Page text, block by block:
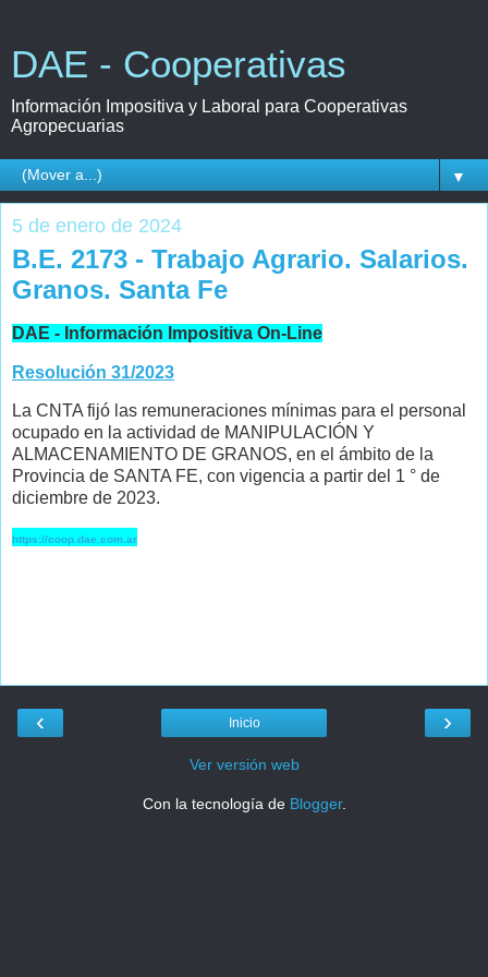
DAE - Cooperativas
Información Impositiva y Laboral para Cooperativas
Agropecuarias
▼
5 de enero de 2024
B.E. 2173 - Trabajo Agrario. Salarios.
Granos. Santa Fe
DAE - Información Impositiva On-Line
Resolución 31/2023
La CNTA fijó las remuneraciones mínimas para el personal
ocupado en la actividad de MANIPULACIÓN Y
ALMACENAMIENTO DE GRANOS, en el ámbito de la
Provincia de SANTA FE, con vigencia a partir del 1 ° de
diciembre de 2023.
https://coop.dae.com.ar
‹ ›
Inicio
Ver versión web
Con la tecnología de Blogger.